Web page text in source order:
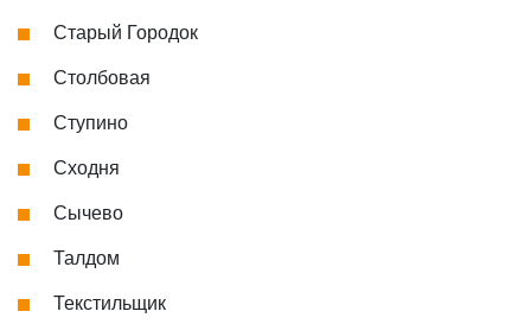
Старый Городок
Столбовая
Ступино
Сходня
Сычево
Талдом
Текстильщик